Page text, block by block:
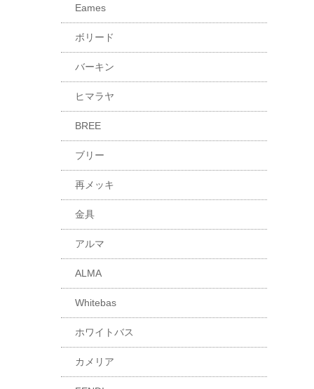
Eames
ボリード
バーキン
ヒマラヤ
BREE
ブリー
再メッキ
金具
アルマ
ALMA
Whitebas
ホワイトバス
カメリア